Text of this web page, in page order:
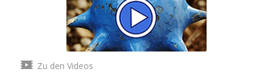
Zu den Videos